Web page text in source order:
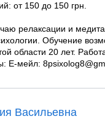
от 150 до 150 грн.
релаксации и
Обучение
области 20 лет.
Е-мейл:
Васильевна